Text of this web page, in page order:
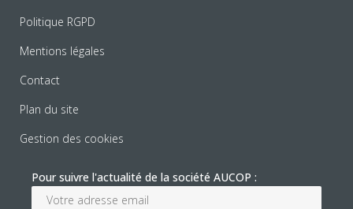
Politique RGPD
Mentions légales
Contact
Plan du site
Gestion des cookies
Pour suivre l'actualité de la société AUCOP :